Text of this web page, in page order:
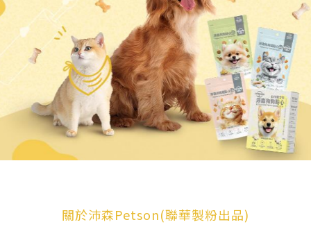
關於沛森Petson(聯華製粉出品)